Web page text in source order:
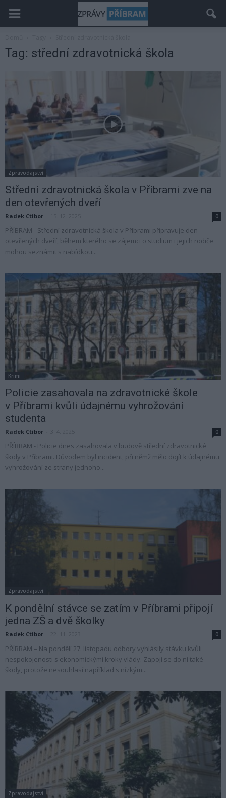
Tag: střední zdravotnická škola
Zpravodajství
Střední zdravotnická škola v Příbrami zve na
den otevřených dveří
Radek Ctibor 0
PŘÍBRAM - Střední zdravotnická škola v Příbrami připravuje den
otevřených dveří, během kterého se zájemci o studium i jejich rodiče
mohou seznámit s nabídkou...
Krimi
Policie zasahovala na zdravotnické škole
v Příbrami kvůli údajnému vyhrožování
studenta
Radek Ctibor 0
PŘÍBRAM - Policie dnes zasahovala v budově střední zdravotnické
školy v Příbrami. Důvodem byl incident, při němž mělo dojít k údajnému
vyhrožování ze strany jednoho...
Zpravodajství
K pondělní stávce se zatím v Příbrami připojí
jedna ZŠ a dvě školky
Radek Ctibor 0
PŘÍBRAM – Na pondělí 27. listopadu odbory vyhlásily stávku kvůli
nespokojenosti s ekonomickými kroky vlády. Zapojí se do ní také
školy, protože nesouhlasí například s nízkým...
Zpravodajství